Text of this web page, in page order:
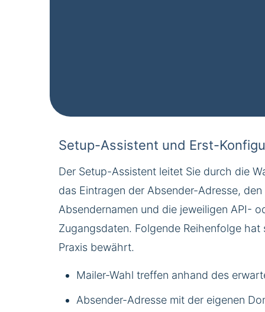
Setup-Assistent und Erst-
Der Setup-Assistent leitet Sie durch die
das Eintragen der Absender-Adresse, den
Absendernamen und die jeweiligen API-
Zugangsdaten. Folgende Reihenfolge hat
Praxis bewährt.
Mailer-Wahl treffen anhand des
Absender-Adresse mit der eigenen